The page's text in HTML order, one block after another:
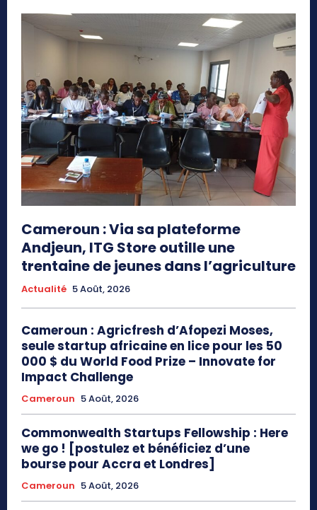
Cameroun : Via sa plateforme
Andjeun, ITG Store outille une
trentaine de jeunes dans l’agriculture
Actualité 5 Août, 2026
Cameroun : Agricfresh d’Afopezi Moses,
seule startup africaine en lice pour les 50
000 $ du World Food Prize – Innovate for
Impact Challenge
Cameroun 5 Août, 2026
Commonwealth Startups Fellowship : Here
we go ! [postulez et bénéficiez d’une
bourse pour Accra et Londres]
Cameroun 5 Août, 2026